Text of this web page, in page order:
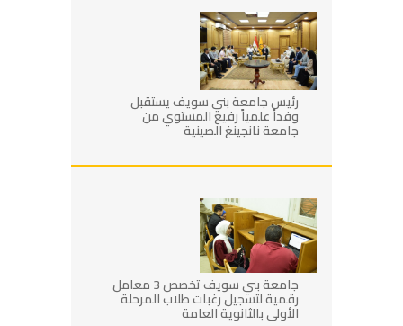
رئيس جامعة بني سويف يستقبل
وفداً علمياً رفيع المستوي من
جامعة نانجينغ الصينية
جامعة بني سويف تخصص 3 معامل
رقمية لتسجيل رغبات طلاب المرحلة
الأولى بالثانوية العامة